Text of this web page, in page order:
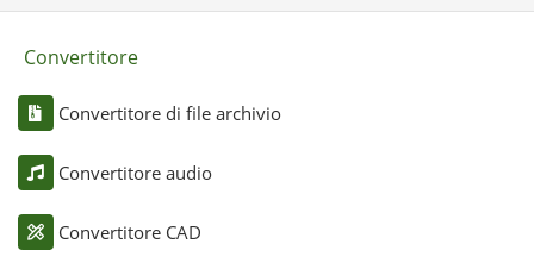
Convertitore
Convertitore di file archivio
Convertitore audio
Convertitore CAD